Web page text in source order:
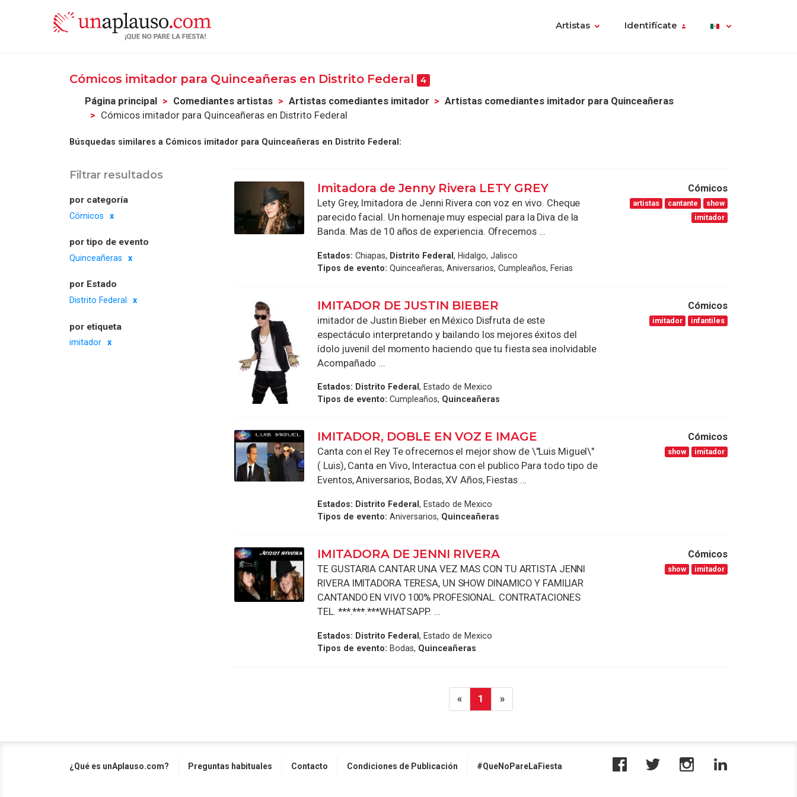
Artistas Identifícate
Cómicos imitador para Quinceañeras en Distrito Federal 4
Página principal Comediantes artistas Artistas comediantes imitador
Artistas comediantes imitador para Quinceañeras
Cómicos imitador para Quinceañeras en Distrito Federal
Búsquedas similares a Cómicos imitador para Quinceañeras en Distrito Federal:
Filtrar resultados
por categoría
Cómicos
por tipo de evento
Quinceañeras
por Estado
Distrito Federal
por etiqueta
imitador
Imitadora de Jenny Rivera LETY GREY
Lety Grey, Imitadora de Jenni Rivera con voz en vivo. Cheque
parecido facial. Un homenaje muy especial para la Diva de la
Banda. Mas de 10 años de experiencia. Ofrecemos ...
Estados: Chiapas, Distrito Federal, Hidalgo, Jalisco
Tipos de evento: Quinceañeras, Aniversarios, Cumpleaños, Ferias
Cómicos
artistas cantante
show
imitador
IMITADOR DE JUSTIN BIEBER
imitador de Justin Bieber en México Disfruta de este
espectáculo interpretando y bailando los mejores éxitos del
ídolo juvenil del momento haciendo que tu fiesta sea inolvidable
Acompañado ...
Estados: Distrito Federal, Estado de Mexico
Tipos de evento: Cumpleaños, Quinceañeras
Cómicos
imitador infantiles
IMITADOR, DOBLE EN VOZ E IMAGE
Canta con el Rey Te ofrecemos el mejor show de \"Luis Miguel\"
( Luis), Canta en Vivo, Interactua con el publico Para todo tipo de
Eventos, Aniversarios, Bodas, XV Años, Fiestas ...
Estados: Distrito Federal, Estado de Mexico
Tipos de evento: Aniversarios, Quinceañeras
Cómicos
show imitador
IMITADORA DE JENNI RIVERA
TE GUSTARIA CANTAR UNA VEZ MAS CON TU ARTISTA JENNI
RIVERA IMITADORA TERESA, UN SHOW DINAMICO Y FAMILIAR
CANTANDO EN VIVO 100% PROFESIONAL. CONTRATACIONES
TEL. ***.***.***WHATSAPP. ...
Estados: Distrito Federal, Estado de Mexico
Tipos de evento: Bodas, Quinceañeras
Cómicos
show imitador
« 1 »
¿Qué es unAplauso.com? Preguntas habituales Contacto Condiciones de Publicación #QueNoPareLaFiesta